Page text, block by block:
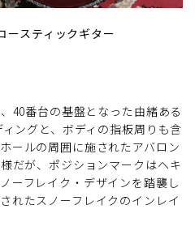
スティックギター
40番台の基盤となった由緒ある
ングと、ボディの指板周りも含
ールの周囲に施されたアバロン
だが、ポジションマークはヘキ
ーフレイク・デザインを踏襲し
れたスノーフレイクのインレイ